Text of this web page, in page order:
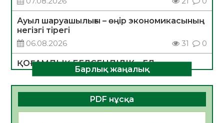
Ауыл шаруашылығы – өңір экономикасының
негізгі тірегі
06.08.2026
31 0
ҚОҒАМДЫҚ БЕЛСЕНДІЛІК – ЕЛ
ДАМУЫНЫҢ НЕГІЗІ
06.08.2026
30 0
ҚҰРЫЛТАЙ САЙЛАУЫ – БОЛАШАҚҚА
Барлық жаңалық
PDF нұсқа